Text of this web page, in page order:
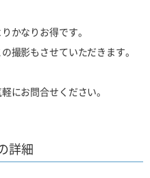
かなりお得です。
撮影もさせていただきます。
にお問合せください。
詳細